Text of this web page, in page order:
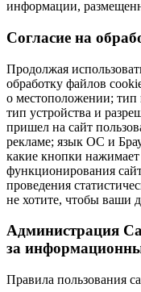
информации,
Cогласие на
Продолжая
обработку файлов
о местоположении; тип
тип устройства и
пришел на сайт
рекламе; язык ОС и
какие кнопки нажимает
функционирования
проведения
не хотите, чтобы ваши
Администрация
за
Правила пользования